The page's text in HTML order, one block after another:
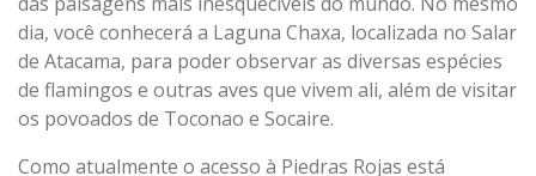
dia, você conhecerá a Laguna Chaxa, localizada no Salar
de Atacama, para poder observar as diversas espécies
de flamingos e outras aves que vivem ali, além de visitar
os povoados de Toconao e Socaire.
Como atualmente o acesso à Piedras Rojas está